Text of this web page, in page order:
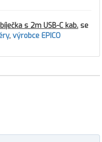
s 2m USB-C kab. se
, výrobce EPICO